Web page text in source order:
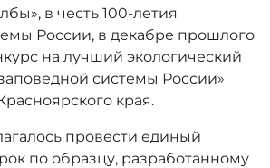
в честь 100-летия
России, в декабре прошлого
на лучший экологический
системы России»
края.
провести единый
по образцу, разработанному